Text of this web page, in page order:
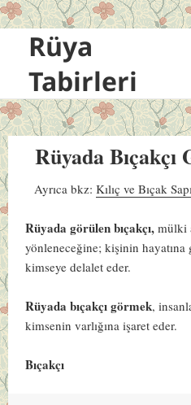
Rüya
Tabirleri
Rüyada Bıçakçı
Ayrıca bkz:Kılıç ve Bıçak Sapı
Rüyada görülen bıçakçı, mülki
yönleneceğine; kişinin hayatına
kimseye delalet eder.
Rüyada bıçakçı görmek,
kimsenin varlığına işaret eder.
Bıçakçı